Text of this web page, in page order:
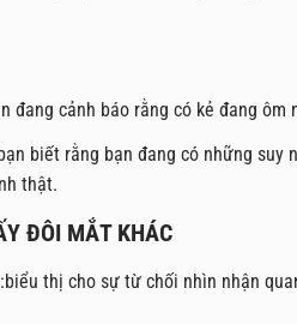
đang cảnh báo rằng có kẻ đang
biết rằng bạn đang có những
thật.
ĐÔI MẮT KHÁC
:biểu thị cho sự từ chối nhìn nhận